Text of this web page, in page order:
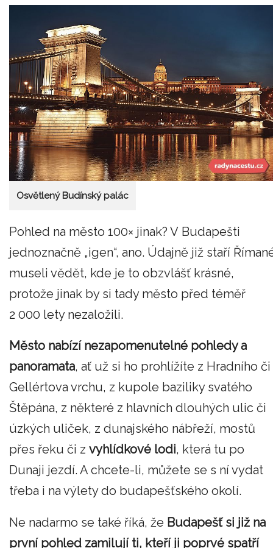
Osvětlený Budínský palác
Pohled na město 100× jinak? V Budapešti
jednoznačně „igen“, ano. Údajně již staří
museli vědět, kde je to obzvlášť krásné,
protože jinak by si tady město před téměř
2 000 lety nezaložili.
Město nabízí nezapomenutelné pohledy a
panoramata, ať už si ho prohlížíte z Hradního či
Gellértova vrchu, z kupole baziliky svatého
Štěpána, z některé z hlavních dlouhých ulic či
úzkých uliček, z dunajského nábřeží, mostů
přes řeku či z vyhlídkové lodi, která tu po
Dunaji jezdí. A chcete-li, můžete se s ní vydat
třeba i na výlety do budapešťského okolí.
Ne nadarmo se také říká, že Budapešť si již na
první pohled zamilují ti, kteří ji poprvé spatří